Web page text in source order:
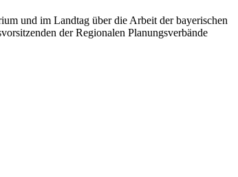
und im Landtag über die Arbeit der bayerischen
der Regionalen Planungsverbände